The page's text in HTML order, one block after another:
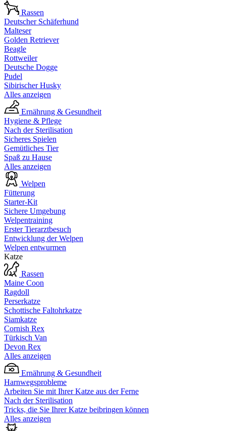
Rassen
Deutscher Schäferhund
Malteser
Golden Retriever
Beagle
Rottweiler
Deutsche Dogge
Pudel
Sibirischer Husky
Alles anzeigen
Ernährung & Gesundheit
Hygiene & Pflege
Nach der Sterilisation
Sicheres Spielen
Gemütliches Tier
Spaß zu Hause
Alles anzeigen
Welpen
Fütterung
Starter-Kit
Sichere Umgebung
Welpentraining
Erster Tierarztbesuch
Entwicklung der Welpen
Welpen entwurmen
Katze
Rassen
Maine Coon
Ragdoll
Perserkatze
Schottische Faltohrkatze
Siamkatze
Cornish Rex
Türkisch Van
Devon Rex
Alles anzeigen
Ernährung & Gesundheit
Harnwegsprobleme
Arbeiten Sie mit Ihrer Katze aus der Ferne
Nach der Sterilisation
Tricks, die Sie Ihrer Katze beibringen können
Alles anzeigen